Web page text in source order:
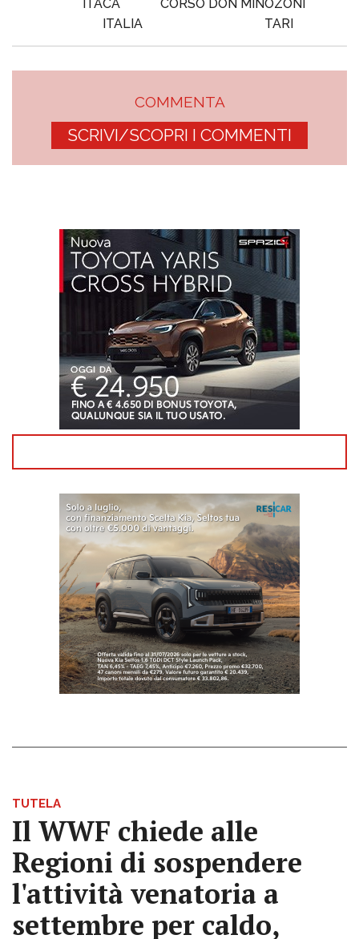
ITACA
CORSO DON MINOZONI
ITALIA
TARI
COMMENTA
SCRIVI/SCOPRI I COMMENTI
TUTELA
Il WWF chiede alle
Regioni di sospendere
l'attività venatoria a
settembre per caldo,